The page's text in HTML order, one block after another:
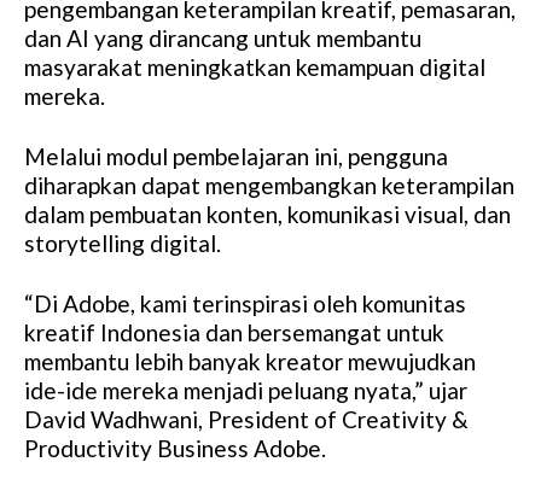
pengembangan keterampilan kreatif, pemasaran,
dan AI yang dirancang untuk membantu
masyarakat meningkatkan kemampuan digital
mereka.
Melalui modul pembelajaran ini, pengguna
diharapkan dapat mengembangkan keterampilan
dalam pembuatan konten, komunikasi visual, dan
storytelling digital.
“Di Adobe, kami terinspirasi oleh komunitas
kreatif Indonesia dan bersemangat untuk
membantu lebih banyak kreator mewujudkan
ide-ide mereka menjadi peluang nyata,” ujar
David Wadhwani, President of Creativity &
Productivity Business Adobe.